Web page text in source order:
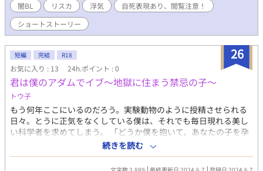
闇BL リスカ 浮気
自死表現あり、閲覧注意！
ショートストーリー
26
短編 完結 R18
お気に入り : 13 24h.ポイント : 0
君は僕のアダムでイブ〜地獄に住まう禁忌の子〜
トウ子
もう何年ここにいるのだろう。実験動物のように授精させられる
日々。とうに正気をなくしている僕は、それでも毎日現れる美し
い科学者を求めてしまう。 「どうか僕を抱いて、あなたの子を孕
ませて」 「それは無理だよ、私は君の子がみたいんだ」 僕の子種
を僕に注ぎ込み、僕だけの子を創ろうとするマッドサイエンティ
ストは、今日も美しい顔を悲しく歪める。 「どうか頼む、私は永
続きを読む